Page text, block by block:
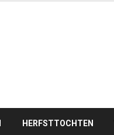
HERFSTTOCHTEN